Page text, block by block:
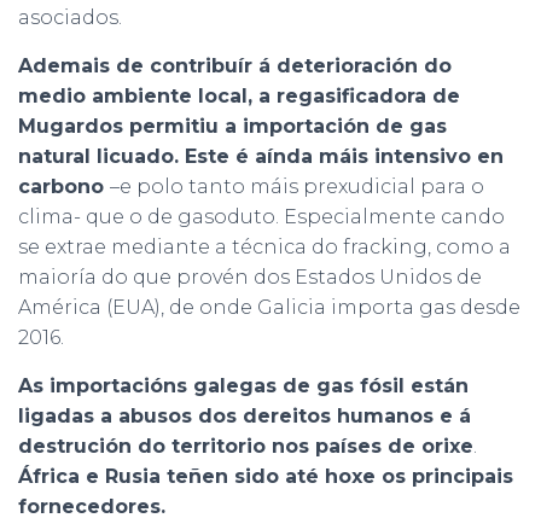
asociados.
Ademais de contribuír á deterioración do
medio ambiente local, a regasificadora de
Mugardos permitiu a importación de gas
natural licuado. Este é aínda máis intensivo en
carbono –e polo tanto máis prexudicial para o
clima- que o de gasoduto. Especialmente cando
se extrae mediante a técnica do fracking, como a
maioría do que provén dos Estados Unidos de
América (EUA), de onde Galicia importa gas desde
2016.
As importacións galegas de gas fósil están
ligadas a abusos dos dereitos humanos e á
destrución do territorio nos países de orixe
África e Rusia teñen sido até hoxe os principais
fornecedores.